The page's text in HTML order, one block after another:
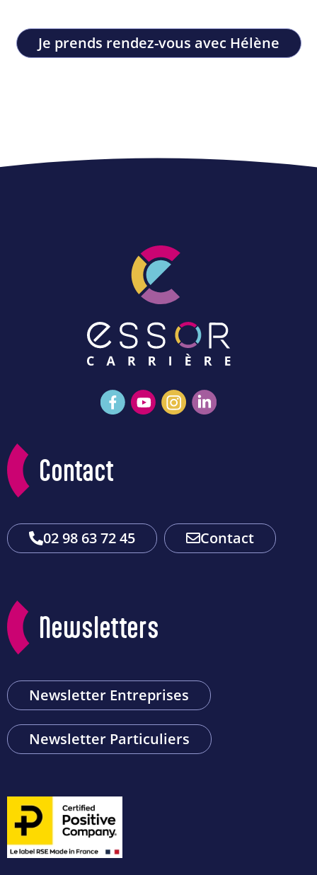
Je prends rendez-vous avec Hélène
Contact
02 98 63 72 45 Contact
Newsletters
Newsletter Entreprises
Newsletter Particuliers